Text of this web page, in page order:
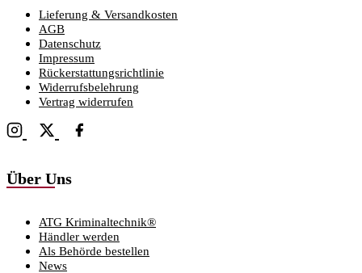
Lieferung & Versandkosten
AGB
Datenschutz
Impressum
Rückerstattungsrichtlinie
Widerrufsbelehrung
Vertrag widerrufen
Über Uns
ATG Kriminaltechnik®
Händler werden
Als Behörde bestellen
News